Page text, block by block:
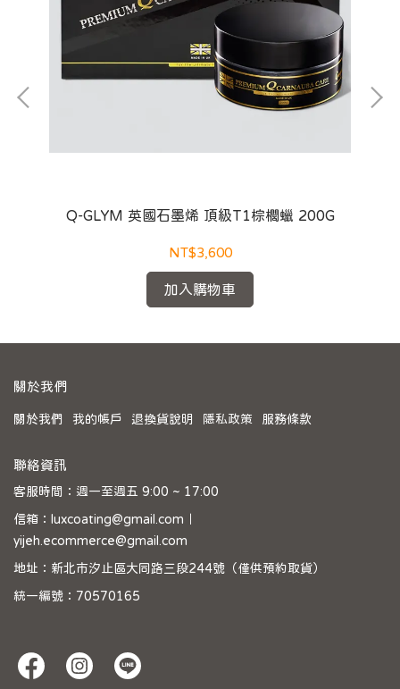
Q-GLYM 英國石墨烯 頂級T1棕櫚蠟 200G
NT$3,600
加入購物車
關於我們
關於我們 我的帳戶 退換貨說明 隱私政策 服務條款
聯絡資訊
客服時間：週一至週五 9:00 ~ 17:00
信箱：luxcoating@gmail.com｜
yijeh.ecommerce@gmail.com
地址：新北市汐止區大同路三段244號（僅供預約取貨）
統一編號：70570165